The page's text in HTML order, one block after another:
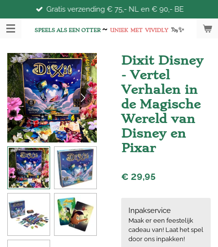
direct
naar
hoofdinhoud
SPEELS ALS EEN OTTER~ UNIEK MET VIVIDLY 🦦✨
Gratis verzending € 75,- NL en € 90,- BE
Dixit Disney
- Vertel
Verhalen in
de Magische
Wereld van
Disney en
Pixar
€ 29,95
Inpakservice
Maak er een feestelijk
cadeau van! Laat het spel
door ons inpakken!